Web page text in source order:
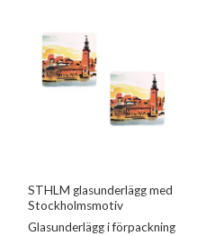
STHLM glasunderlägg med
Stockholmsmotiv
Glasunderlägg i förpackning